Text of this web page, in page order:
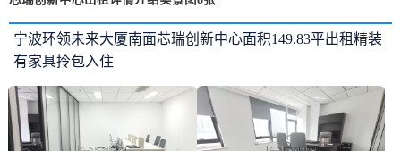
宁波环领未来大厦南面芯瑞创新中心面积149.83平出租精装
有家具拎包入住